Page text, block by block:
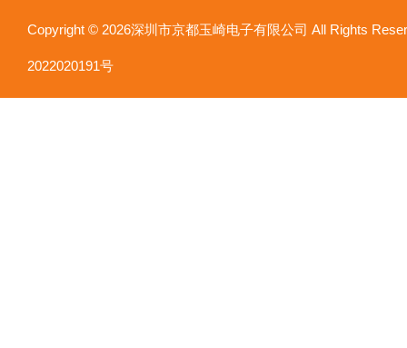
Copyright © 2026深圳市京都玉崎电子有限公司 All Rights
2022020191号